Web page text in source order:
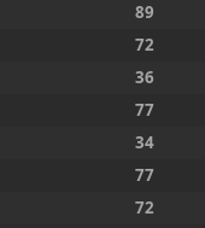
89
72
36
77
34
77
72